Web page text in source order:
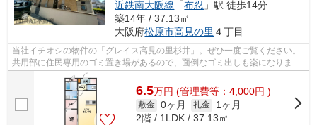
近鉄南大阪線 「布忍 」駅 徒歩14分
築14年 / 37.13㎡
大阪府松原市高見の里 ４丁目
当社イチオシの物件の「グレイス高見の里杉井」。ぜひ一度ご覧ください。
共用部に住民専用のゴミ置き場があるので、面倒なゴミ出しも楽になりま
す。通風良好で陽の当たる気持ちの良い...
6.5万円 (管理費等：4,000円 )
敷金 0ヶ月 礼金
1ヶ月
2階 / 1LDK / 37.13㎡